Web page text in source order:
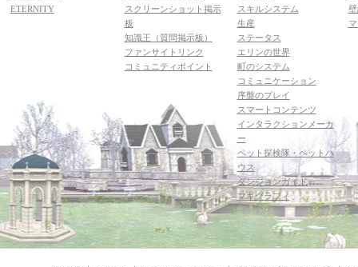
ETERNITY
スクリーンショット掲示
板
知識王（質問掲示板）
ファンサイトリンク
コミュニティポイント
スキルシステム
生産
ステータス
エリンの世界
町のシステム
コミュニケーション
序盤のプレイ
スマートコンテンツ
インタラクションメーカ
ー
ペット探検隊・ペットハ
ウス
ダンジョンガイド
マギグラフィ